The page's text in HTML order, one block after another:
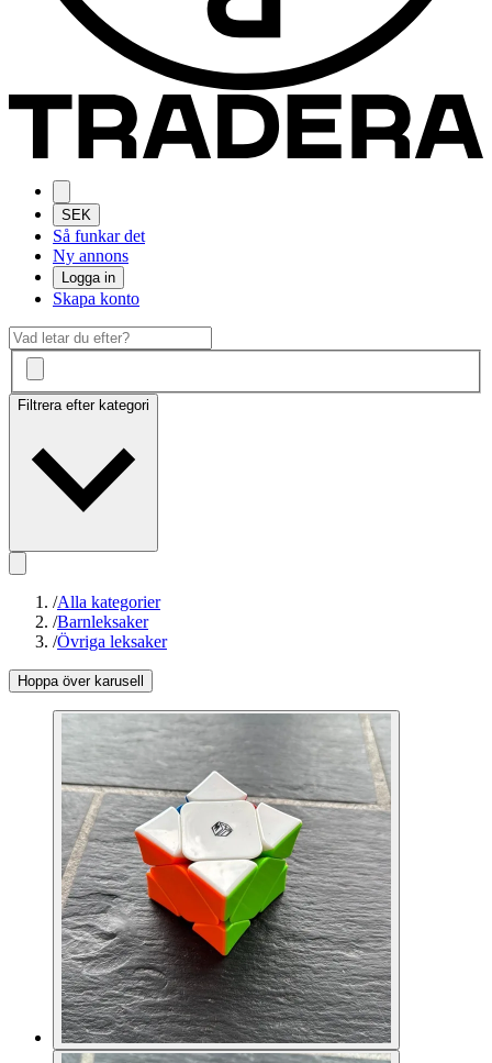
SEK
Så funkar det
Ny annons
Logga in
Skapa konto
Filtrera efter kategori
/Alla kategorier
/Barnleksaker
/Övriga leksaker
Hoppa över karusell